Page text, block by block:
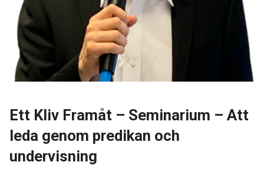
Ett Kliv Framåt – Seminarium – Att
leda genom predikan och
undervisning